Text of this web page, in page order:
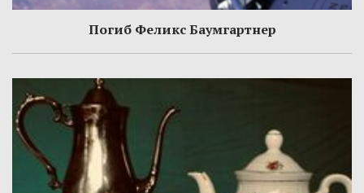
Погиб Феликс Баумгартнер